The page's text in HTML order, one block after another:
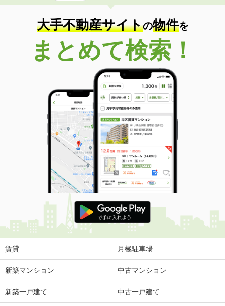
専有面積 42.37m²
間取り
1LDK
福島県郡山市田村町徳定字下河原
価 格
4.70万円
福島県郡山市田村町徳定字下河原
34m²
間取り
ワンルーム
福島県郡山市字十貫河原
価 格
4.60万円
住 所
福島県郡山市字十貫河原
専有面積 23.18m²
間取り
1K
福島県福島市小倉寺字中ノ内
価 格
4.20万円
住 所
福島県福島市小倉寺字中ノ内
専有面積
福島県郡山市田村町徳定字下河原
4.10万円
大手不動産サイトの物件を
まとめて検索！
賃貸 月極駐車場
新築マンション 中古マンション
新築一戸建て 中古一戸建て